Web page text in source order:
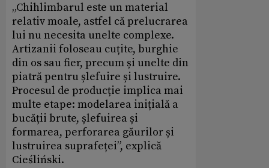
„Chihlimbarul este un material
relativ moale, astfel că prelucrarea
lui nu necesita unelte complexe.
Artizanii foloseau cuțite, burghie
din os sau fier, precum și unelte din
piatră pentru șlefuire și lustruire.
Procesul de producție implica mai
multe etape: modelarea inițială a
bucății brute, șlefuirea și
formarea, perforarea găurilor și
lustruirea suprafeței”, explică
Cieśliński.